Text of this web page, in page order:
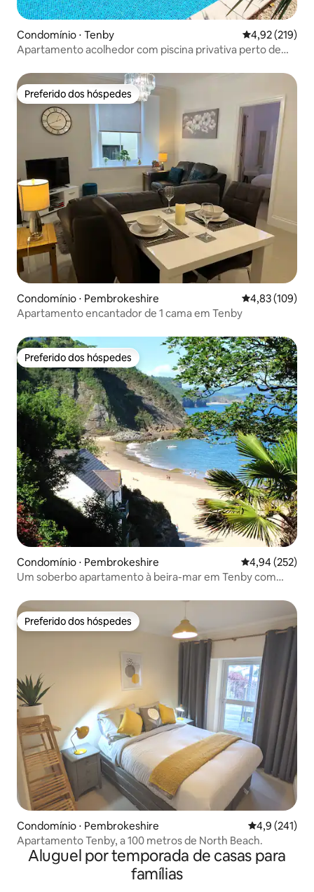
Condomínio ⋅ Tenby 4,92 de uma
4,92 (219)
Apartamento acolhedor com piscina privativa perto de
Preferido dos hóspedes
Preferido dos hóspedes
Condomínio ⋅ Pembrokeshire 4,83 de uma
4,83 (109)
Apartamento encantador de 1 cama em Tenby
Preferido dos hóspedes
Preferido dos hóspedes
Condomínio ⋅ Pembrokeshire 4,94 de uma
4,94 (252)
Um soberbo apartamento à beira-mar em Tenby com
Preferido dos hóspedes
Preferido dos hóspedes
Condomínio ⋅ Pembrokeshire 4,9 de uma
4,9 (241)
Apartamento Tenby, a 100 metros de North Beach.
Aluguel por temporada de casas para
famílias